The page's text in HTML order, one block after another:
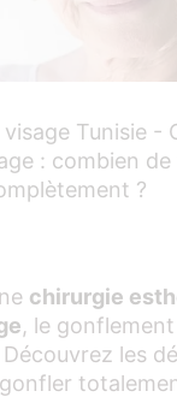
Tunisie -
: combien
?
chirurgie
, le
les